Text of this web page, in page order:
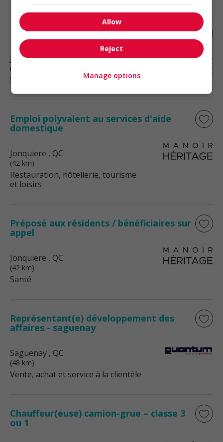
Préposé aux résidents / bénéficiaires
Jonquiere, QC
(42 km)
Santé
Emploi polyvalent au services d'aide
domestique
Jonquiere , QC
(42 km)
Restauration, hôtellerie, tourisme
et loisirs
Préposé aux résidents / bénéficiaires sur
appel
Jonquiere , QC
(42 km)
Santé
Représentant(e) développement des
affaires - saguenay
Saguenay , QC
(48 km)
Vente, achat et service à la clientèle
Chauffeur(euse) camion-grue – classe 3
ou 1
Allow
Reject
Manage options